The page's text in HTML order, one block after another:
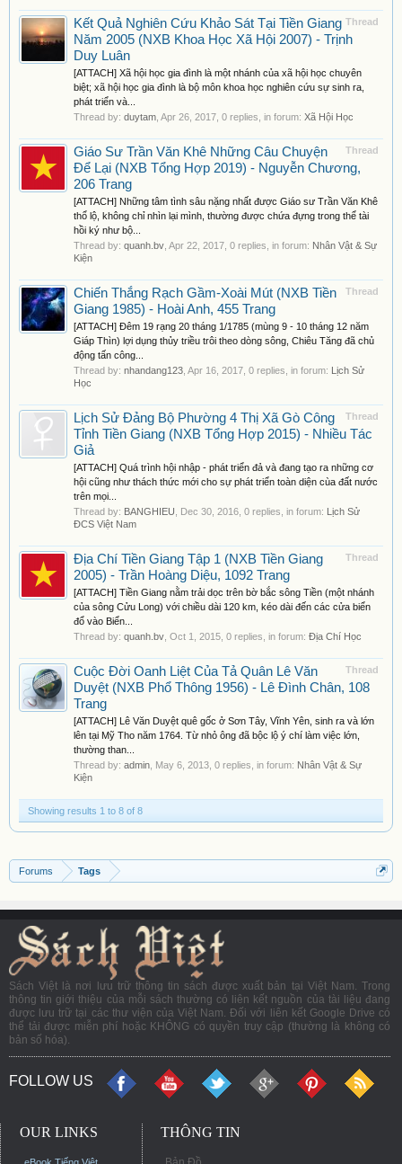
Thread
Kết Quả Nghiên Cứu Khảo Sát Tại Tiền Giang
Năm 2005 (NXB Khoa Học Xã Hội 2007) - Trịnh
Duy Luân
[ATTACH] Xã hội học gia đình là một nhánh của xã hội học chuyên
biệt; xã hội học gia đình là bộ môn khoa học nghiên cứu sự sinh ra,
phát triển và...
Thread by: duytam Apr 26, 2017 , 0 replies, in forum: Xã Hội Học
Thread
Giáo Sư Trần Văn Khê Những Câu Chuyện
Để Lại (NXB Tổng Hợp 2019) - Nguyễn Chương,
206 Trang
[ATTACH] Những tâm tình sâu nặng nhất được Giáo sư Trần Văn Khê
thổ lộ, không chỉ nhìn lại mình, thường được chứa đựng trong thể tài
hồi ký như bộ...
Thread by: quanh.bv Apr 22, 2017 , 0 replies, in forum: Nhân Vật & Sự
Kiện
Thread
Chiến Thắng Rạch Gầm-Xoài Mút (NXB Tiền
Giang 1985) - Hoài Anh, 455 Trang
[ATTACH] Đêm 19 rạng 20 tháng 1/1785 (mùng 9 - 10 tháng 12 năm
Giáp Thìn) lợi dụng thủy triều trôi theo dòng sông, Chiêu Tăng đã chủ
động tấn công...
Thread by: nhandang123 Apr 16, 2017 , 0 replies, in forum: Lịch Sử
Học
Thread
Lịch Sử Đảng Bộ Phường 4 Thị Xã Gò Công
Tỉnh Tiền Giang (NXB Tổng Hợp 2015) - Nhiều Tác
Giả
[ATTACH] Quá trình hội nhập - phát triển đả và đang tạo ra những cơ
hội cũng như thách thức mới cho sự phát triển toàn diện cùa đất nước
trên mọi...
Thread by: BANGHIEU Dec 30, 2016 , 0 replies, in forum: Lịch Sử
ĐCS Việt Nam
Thread
Địa Chí Tiền Giang Tập 1 (NXB Tiền Giang
2005) - Trần Hoàng Diệu, 1092 Trang
[ATTACH] Tiền Giang nằm trải dọc trên bờ bắc sông Tiền (một nhánh
của sông Cửu Long) với chiều dài 120 km, kéo dài đến các cửa biển
đổ vào Biển...
Thread by: quanh.bv Oct 1, 2015 , 0 replies, in forum: Địa Chí Học
Thread
Cuộc Đời Oanh Liệt Của Tả Quân Lê Văn
Duyệt (NXB Phổ Thông 1956) - Lê Đình Chân, 108
Trang
[ATTACH] Lê Văn Duyệt quê gốc ở Sơn Tây, Vĩnh Yên, sinh ra và lớn
lên tại Mỹ Tho năm 1764. Từ nhỏ ông đã bộc lộ ý chí làm việc lớn,
thường than...
Thread by: admin May 6, 2013 , 0 replies, in forum: Nhân Vật & Sự
Kiện
Showing results 1 to 8 of 8
Forums Tags
Sách Việt là nơi lưu trữ thông tin sách được xuất bản tại Việt Nam. Trong
thông tin giới thiệu của mỗi sách thường có liên kết nguồn của tài liệu đang
được lưu trữ tại các thư viện của Việt Nam. Đối với liên kết Google Drive có
thể tải được miễn phí hoặc KHÔNG có quyền truy cập (thường là không có
bản số hóa).
FOLLOW US
OUR LINKS THÔNG TIN